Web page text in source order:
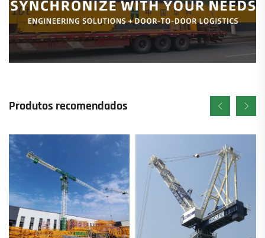
Produtos recomendados